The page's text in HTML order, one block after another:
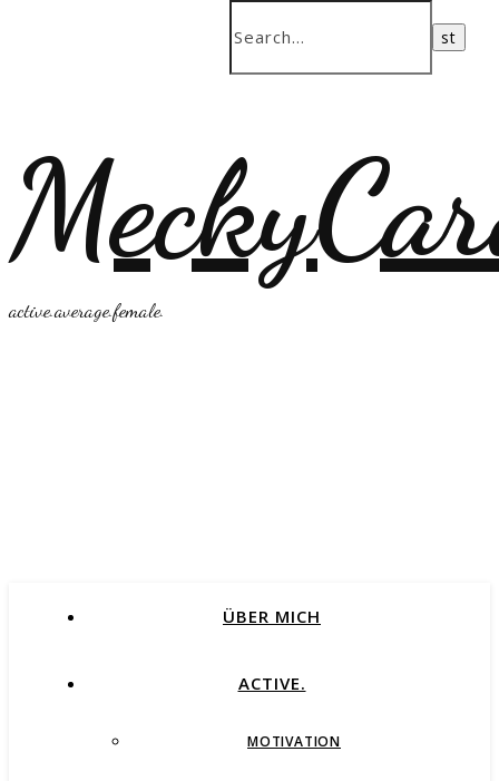
active.average.female.
ÜBER MICH
ACTIVE.
MOTIVATION